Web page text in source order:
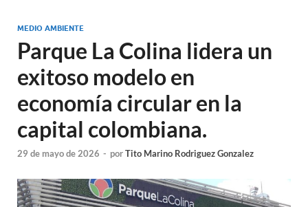
MEDIO AMBIENTE
Parque La Colina lidera un
exitoso modelo en
economía circular en la
capital colombiana.
29 de mayo de 2026 - porTito Marino Rodriguez Gonzalez